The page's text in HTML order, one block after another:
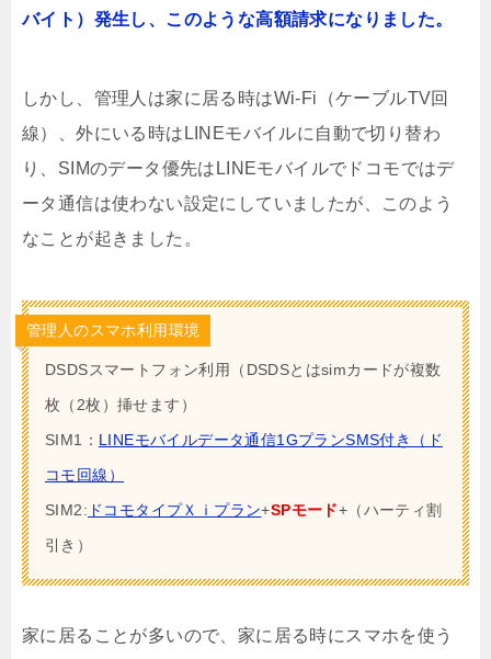
バイト）発生し、このような高額請求になりました。
しかし、管理人は家に居る時はWi-Fi（ケーブルTV回
線）、外にいる時はLINEモバイルに自動で切り替わ
り、SIMのデータ優先はLINEモバイルでドコモではデ
ータ通信は使わない設定にしていましたが、このよう
なことが起きました。
管理人のスマホ利用環境
DSDSスマートフォン利用（DSDSとはsimカードが複数
枚（2枚）挿せます）
SIM1： LINEモバイルデータ通信1GプランSMS付き（ド
コモ回線）
SIM2: ドコモタイプＸｉプラン+SPモード+（ハーティ割
引き）
家に居ることが多いので、家に居る時にスマホを使う